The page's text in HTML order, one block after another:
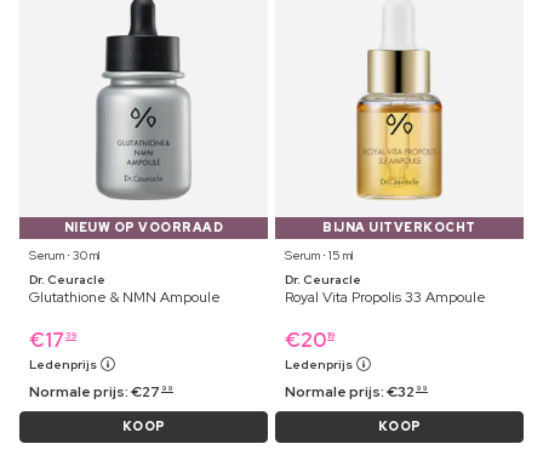
NIEUW OP VOORRAAD
Serum ⋅ 30 ml
Dr. Ceuracle
Glutathione & NMN Ampoule
€17 39
Ledenprijs
Normale prijs:€27 99
KOOP
BIJNA UITVERKOCHT
Serum ⋅ 15 ml
Dr. Ceuracle
Royal Vita Propolis 33 Ampoule
€2019
Ledenprijs
Normale prijs:€32 99
KOOP